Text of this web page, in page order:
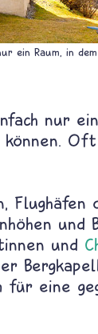
ein Raum, in
nur ein
Flughäfen
und
und
für eine